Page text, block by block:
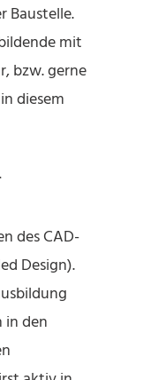
Baustelle.
mit
bzw. gerne
diesem
des CAD-
Design).
in den